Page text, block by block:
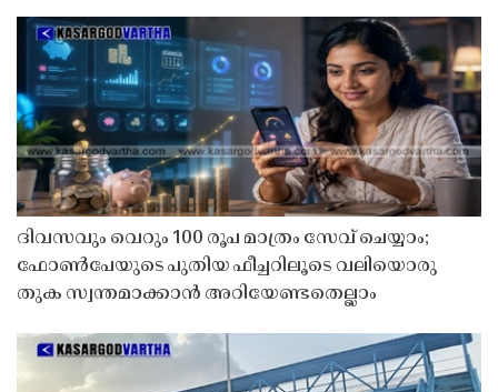
ദിവസവും വെറും 100 രൂപ മാത്രം സേവ് ചെയ്യാം;
ഫോൺപേയുടെ പുതിയ ഫീച്ചറിലൂടെ വലിയൊരു
തുക സ്വന്തമാക്കാൻ അറിയേണ്ടതെല്ലാം